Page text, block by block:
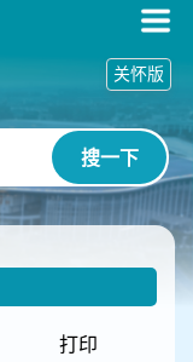
搜一下
关怀版
打印